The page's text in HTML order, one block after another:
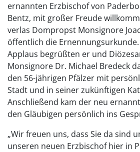
ernannten Erzbischof von
Bentz, mit großer Freude
verlas Dompropst Monsignore
öffentlich die
Applaus begrüßten er und
Monsignore Dr. Michael Bredeck
den 56-jährigen Pfälzer mit
Stadt und in seiner zukünftigen
Anschließend kam der neu
den Gläubigen persönlich ins
„Wir freuen uns, dass Sie da sind
unseren neuen Erzbischof hier in